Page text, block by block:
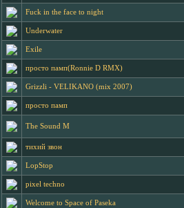
Fuck in the face to night
Underwater
Exile
просто памп(Ronnie D RMX)
Grizzli - VELIKANO (mix 2007)
просто памп
The Sound M
тихий звон
LopStop
pixel techno
Welcome to Space of Paseka